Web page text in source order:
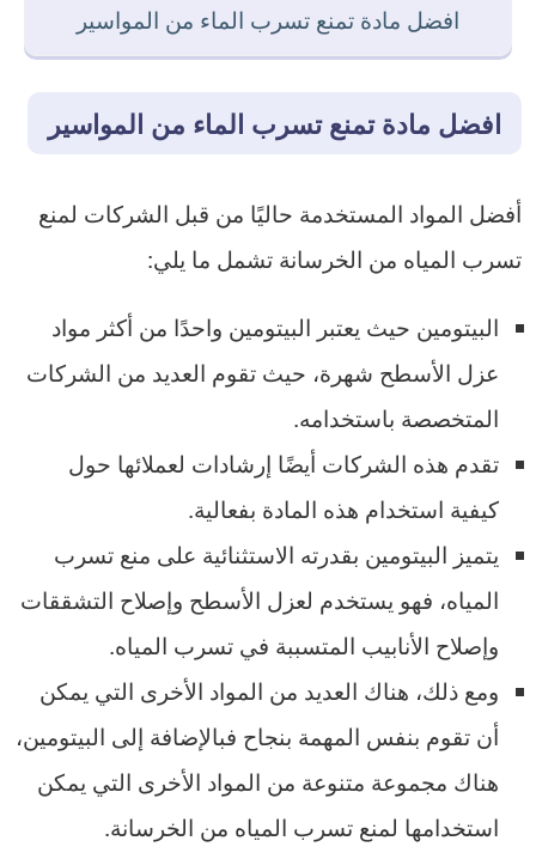
افضل مادة تمنع تسرب الماء من المواسير
افضل مادة تمنع تسرب الماء من المواسير
أفضل المواد المستخدمة حاليًا من قبل الشركات لمنع
تسرب المياه من الخرسانة تشمل ما يلي:
البيتومين حيث يعتبر البيتومين واحدًا من أكثر مواد
عزل الأسطح شهرة، حيث تقوم العديد من الشركات
المتخصصة باستخدامه.
تقدم هذه الشركات أيضًا إرشادات لعملائها حول
كيفية استخدام هذه المادة بفعالية.
يتميز البيتومين بقدرته الاستثنائية على منع تسرب
المياه، فهو يستخدم لعزل الأسطح وإصلاح التشققات
وإصلاح الأنابيب المتسببة في تسرب المياه.
ومع ذلك، هناك العديد من المواد الأخرى التي يمكن
أن تقوم بنفس المهمة بنجاح فبالإضافة إلى البيتومين،
هناك مجموعة متنوعة من المواد الأخرى التي يمكن
استخدامها لمنع تسرب المياه من الخرسانة.